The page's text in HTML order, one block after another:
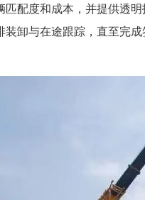
匹配度和成本，并提供透
装卸与在途跟踪，直至完